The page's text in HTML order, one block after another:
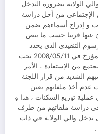
الولاية بضرورة التدخل
الإجتماعي من أجل دراسة
و إدراج أسماءهم ضمن
عنها قريبا حسب ما ينص
التنفيذي الذي يحدد
قواعد منح السكن العمومي الإيجاري المؤرخ في 2008/05/11 تحت
المجتمع من الإستفادة ، الأمر
الشديد من قرار اللجنة
عدم أخذ ملفاتهم بعين
عملية توزيع السكنات ، هذا و
في دراسة ملفاتهم من طرف
تدخل والي الولاية في ذات
.